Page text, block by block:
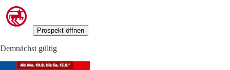
Prospekt öffnen
Demnächst gültig